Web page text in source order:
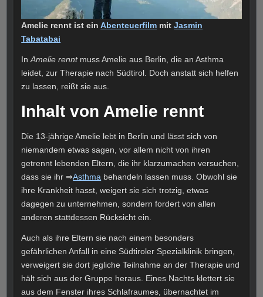
Amelie rennt ist einAbenteuerfilm mitJasmin
Tabatabai
InAmelie renntmuss Amelie aus Berlin, die an Asthma
leidet, zur Therapie nach Südtirol. Doch anstatt sich helfen
zu lassen, reißt sie aus.
Inhalt von Amelie rennt
Die 13-jährige Amelie lebt in Berlin und lässt sich von
niemandem etwas sagen, vor allem nicht von ihren
getrennt lebenden Eltern, die ihr klarzumachen versuchen,
dass sie ihr ⇒Asthma behandeln lassen muss. Obwohl sie
ihre Krankheit hasst, weigert sie sich trotzig, etwas
dagegen zu unternehmen, sondern fordert von allen
anderen stattdessen Rücksicht ein.
Auch als ihre Eltern sie nach einem besonders
gefährlichen Anfall in eine Südtiroler Spezialklinik bringen,
verweigert sie dort jegliche Teilnahme an der Therapie und
hält sich aus der Gruppe heraus. Eines Nachts klettert sie
aus dem Fenster ihres Schlafraumes, übernachtet im